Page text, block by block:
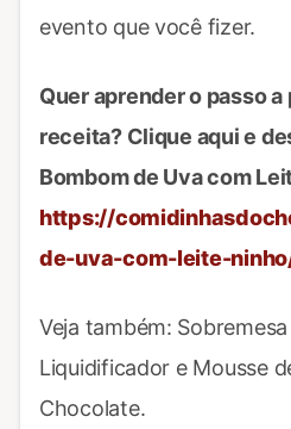
evento que você fizer.
Quer aprender o passo a
receita? Clique aqui e
Bombom de Uva com
https://
de-uva-com-leite-
Veja também:
Liquidificador e Mousse
Chocolate.